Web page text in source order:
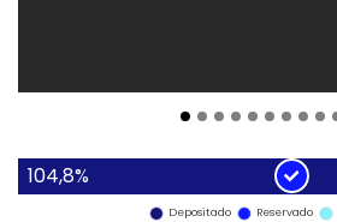
104,8%
Depositado Reservado